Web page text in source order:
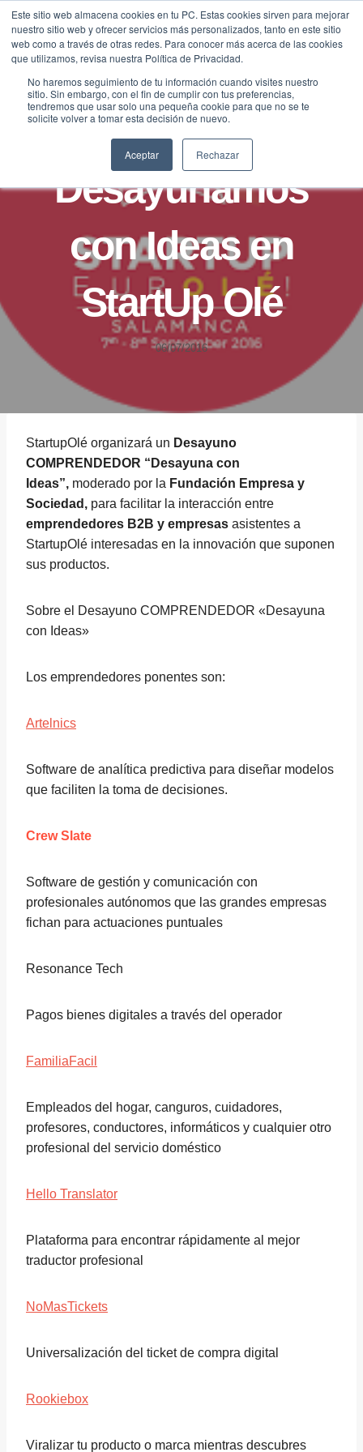
Este sitio web almacena cookies en tu PC. Estas cookies sirven para mejorar
nuestro sitio web y ofrecer servicios más personalizados, tanto en este sitio
web como a través de otras redes. Para conocer más acerca de las cookies
que utilizamos, revisa nuestra Política de Privacidad.
No haremos seguimiento de tu información cuando visites nuestro
sitio. Sin embargo, con el fin de cumplir con tus preferencias,
tendremos que usar solo una pequeña cookie para que no se te
solicite volver a tomar esta decisión de nuevo.
Aceptar Rechazar
Saltar
contenido
NOTICIAS
Desayunamos
con Ideas en
StartUp Olé
06/07/2016
StartupOlé organizará un Desayuno
COMPRENDEDOR “Desayuna con
Ideas”, moderado por la Fundación Empresa y
Sociedad, para facilitar la interacción entre
emprendedores B2B y empresas asistentes a
StartupOlé interesadas en la innovación que suponen
sus productos.
Sobre el Desayuno COMPRENDEDOR «Desayuna
con Ideas»
Los emprendedores ponentes son:
Artelnics
Software de analítica predictiva para diseñar modelos
que faciliten la toma de decisiones.
Crew Slate
Software de gestión y comunicación con
profesionales autónomos que las grandes empresas
fichan para actuaciones puntuales
Resonance Tech
Pagos bienes digitales a través del operador
FamiliaFacil
Empleados del hogar, canguros, cuidadores,
profesores, conductores, informáticos y cualquier otro
profesional del servicio doméstico
Hello Translator
Plataforma para encontrar rápidamente al mejor
traductor profesional
NoMasTickets
Universalización del ticket de compra digital
Rookiebox
Viralizar tu producto o marca mientras descubres
Traducir »